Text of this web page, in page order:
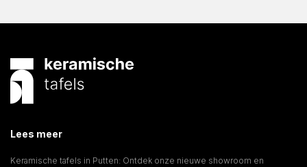
Lees meer
Keramische tafels in Putten: Ontdek onze nieuwe showroom en